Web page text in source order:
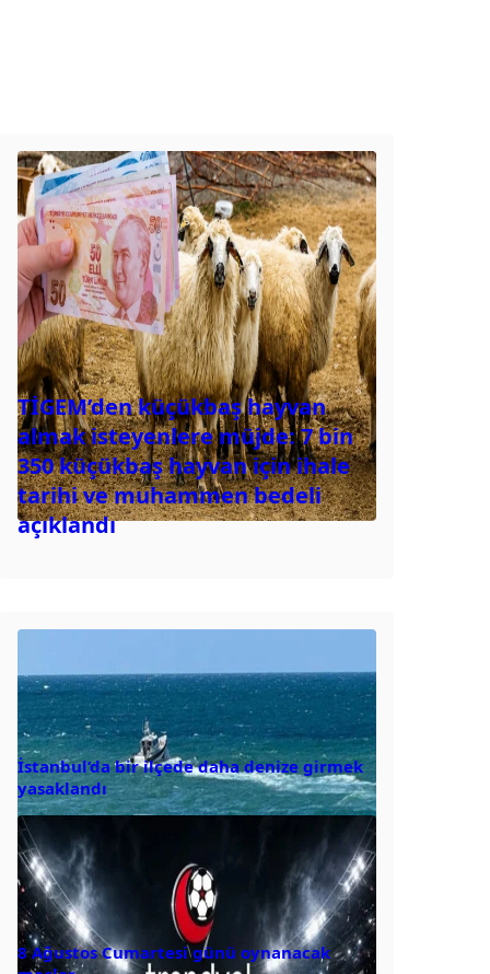
TİGEM’den küçükbaş hayvan
almak isteyenlere müjde: 7 bin
350 küçükbaş hayvan için ihale
tarihi ve muhammen bedeli
açıklandı
İstanbul’da bir ilçede daha denize girmek
yasaklandı
8 Ağustos Cumartesi günü oynanacak